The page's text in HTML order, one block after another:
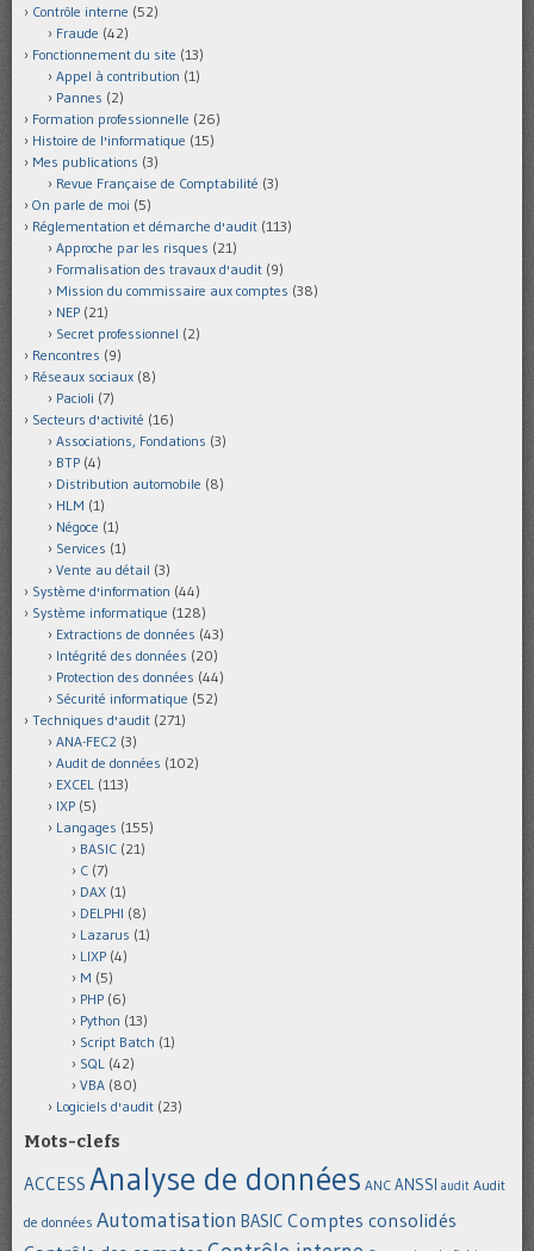
Contrôle interne (52)
Fraude (42)
Fonctionnement du site (13)
Appel à contribution (1)
Pannes (2)
Formation professionnelle (26)
Histoire de l'informatique (15)
Mes publications (3)
Revue Française de Comptabilité (3)
On parle de moi (5)
Réglementation et démarche d'audit (113)
Approche par les risques (21)
Formalisation des travaux d'audit (9)
Mission du commissaire aux comptes (38)
NEP (21)
Secret professionnel (2)
Rencontres (9)
Réseaux sociaux (8)
Pacioli (7)
Secteurs d'activité (16)
Associations, Fondations (3)
BTP (4)
Distribution automobile (8)
HLM (1)
Négoce (1)
Services (1)
Vente au détail (3)
Système d'information (44)
Système informatique (128)
Extractions de données (43)
Intégrité des données (20)
Protection des données (44)
Sécurité informatique (52)
Techniques d'audit (271)
ANA-FEC2 (3)
Audit de données (102)
EXCEL (113)
IXP (5)
Langages (155)
BASIC (21)
C (7)
DAX (1)
DELPHI (8)
Lazarus (1)
LIXP (4)
M (5)
PHP (6)
Python (13)
Script Batch (1)
SQL (42)
VBA (80)
Logiciels d'audit (23)
Mots-clefs
ACCESS Analyse de données ANC ANSSI audit Audit
de données Automatisation BASIC Comptes consolidés